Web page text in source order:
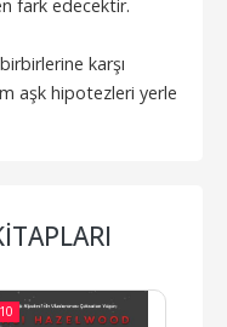
fark edecektir.
karşı
aşk hipotezleri yerle
10